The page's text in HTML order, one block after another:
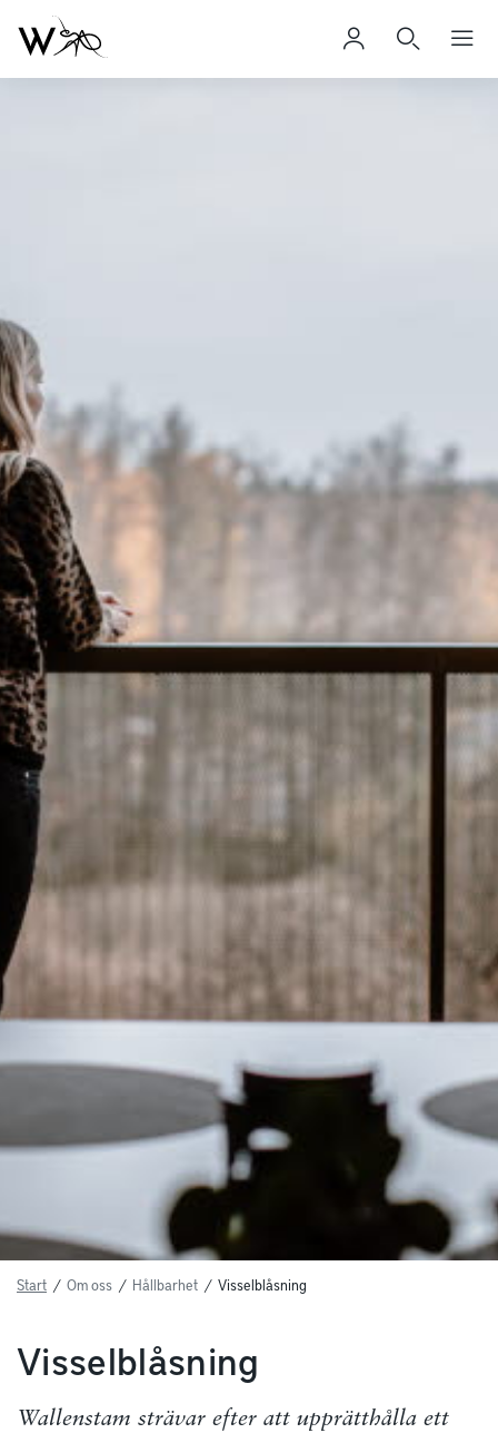
Start / Om oss / Hållbarhet / Visselblåsning
Visselblåsning
Wallenstam strävar efter att upprätthålla ett